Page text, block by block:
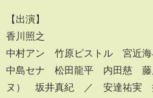
【出演】
香川照之
中村アン 竹原ピストル 宮近海
中島セナ 松田龍平 内田慈 藤
ヌ） 坂井真紀 ／ 安達祐実